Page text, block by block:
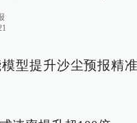
模型提升沙尘预报精